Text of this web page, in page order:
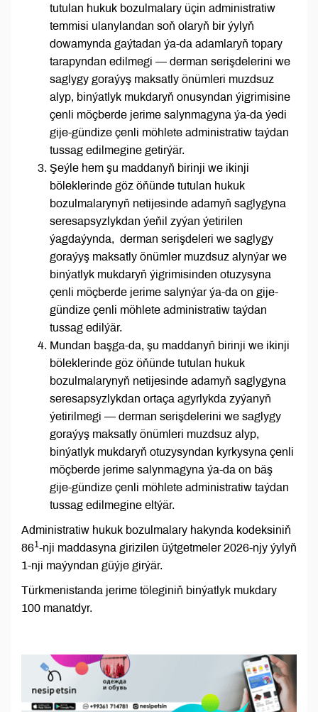
tutulan hukuk bozulmalary üçin administratiw
temmisi ulanylandan soň olaryň bir ýylyň
dowamynda gaýtadan ýa-da adamlaryň topary
tarapyndan edilmegi — derman serişdelerini we
saglygy goraýyş maksatly önümleri muzdsuz
alyp, binýatlyk mukdaryň onusyndan ýigrimisine
çenli möçberde jerime salynmagyna ýa-da ýedi
gije-gündize çenli möhlete administratiw taýdan
tussag edilmegine getirýär.
Şeýle hem şu maddanyň birinji we ikinji
böleklerinde göz öňünde tutulan hukuk
bozulmalarynyň netijesinde adamyň saglygyna
seresapsyzlykdan ýe­ňil zyýan ýetirilen
ýagdaýynda, derman serişdeleri we saglygy
goraýyş maksatly önümler muzdsuz alynýar we
binýatlyk mukdaryň ýigrimisinden otuzysyna
çenli möçberde jerime salynýar ýa-da on gije-
gündize çenli möhlete administratiw taýdan
tussag edilýär.
Mundan başga-da, şu maddanyň birinji we ikinji
böleklerinde göz öňünde tutulan hukuk
bozulmalarynyň netijesinde adamyň saglygyna
seresapsyzlykdan ortaça agyrlykda zyýanyň
ýetirilmegi — derman serişdelerini we saglygy
goraýyş maksatly önümleri muzdsuz alyp,
binýatlyk mukdaryň otuzysyndan kyrkysyna çenli
möçberde jerime salynmagyna ýa-da on bäş
gije-gündize çenli möhlete administratiw taýdan
tussag edilmegine eltýär.
Administratiw hukuk bozulmalary hakynda kodeksiniň
861-nji maddasyna girizilen üýtgetmeler 2026-njy ýylyň
1-nji maýyndan güýje girýär.
Türkmenistanda jerime töleginiň binýatlyk mukdary
100 manatdyr.